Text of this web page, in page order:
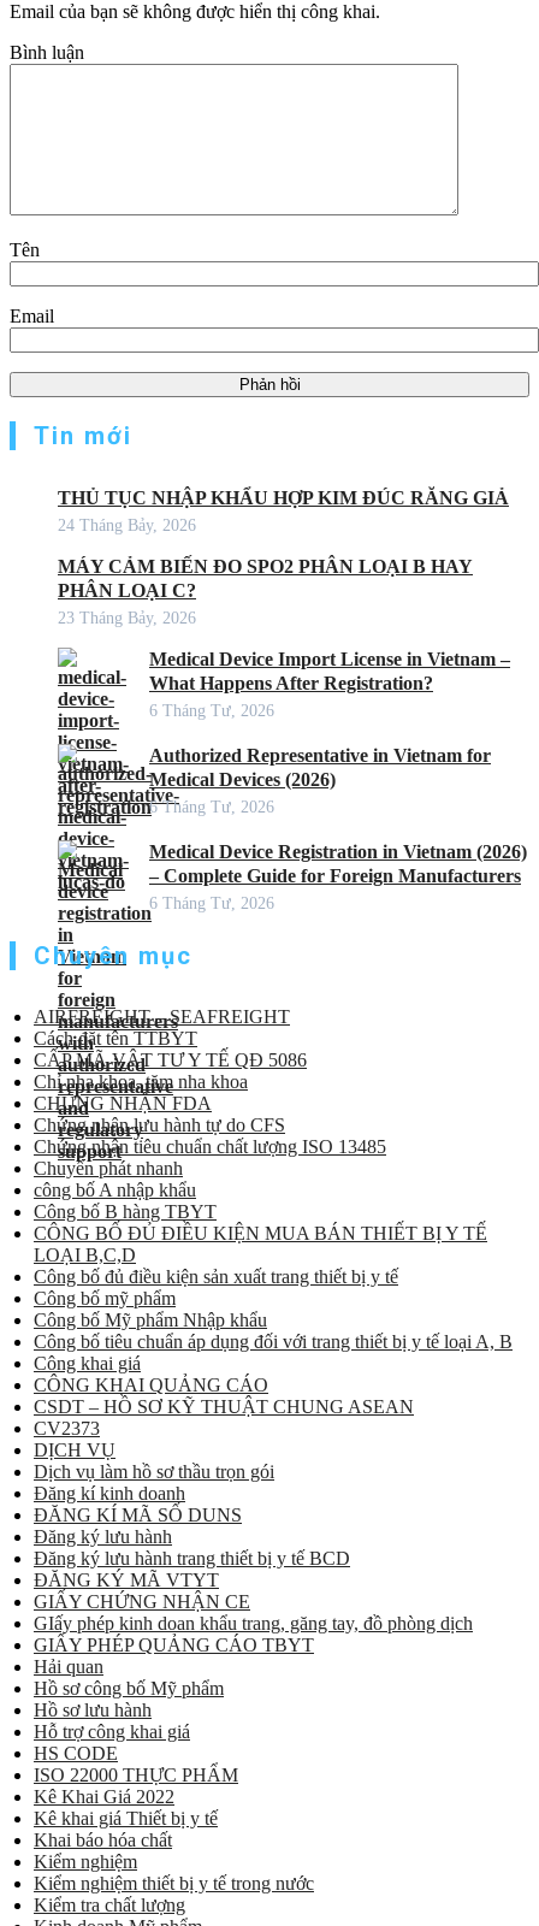
Email của bạn sẽ không được hiển thị công khai.
Bình luận
Tên
Email
Tin mới
THỦ TỤC NHẬP KHẨU HỢP KIM ĐÚC RĂNG GIẢ
24 Tháng Bảy, 2026
MÁY CẢM BIẾN ĐO SPO2 PHÂN LOẠI B HAY
PHÂN LOẠI C?
23 Tháng Bảy, 2026
Medical Device Import License in Vietnam –
What Happens After Registration?
6 Tháng Tư, 2026
Authorized Representative in Vietnam for
Medical Devices (2026)
6 Tháng Tư, 2026
Medical Device Registration in Vietnam (2026)
– Complete Guide for Foreign Manufacturers
6 Tháng Tư, 2026
Chuyên mục
AIRFREIGHT – SEAFREIGHT
Cách đặt tên TTBYT
CẤP MÃ VẬT TƯ Y TẾ QĐ 5086
Chỉ nha khoa, tăm nha khoa
CHỨNG NHẬN FDA
Chứng nhận lưu hành tự do CFS
Chứng nhận tiêu chuẩn chất lượng ISO 13485
Chuyển phát nhanh
công bố A nhập khẩu
Công bố B hàng TBYT
CÔNG BỐ ĐỦ ĐIỀU KIỆN MUA BÁN THIẾT BỊ Y TẾ
LOẠI B,C,D
Công bố đủ điều kiện sản xuất trang thiết bị y tế
Công bố mỹ phẩm
Công bố Mỹ phẩm Nhập khẩu
Công bố tiêu chuẩn áp dụng đối với trang thiết bị y tế loại A, B
Công khai giá
CÔNG KHAI QUẢNG CÁO
CSDT – HỒ SƠ KỸ THUẬT CHUNG ASEAN
CV2373
DỊCH VỤ
Dịch vụ làm hồ sơ thầu trọn gói
Đăng kí kinh doanh
ĐĂNG KÍ MÃ SỐ DUNS
Đăng ký lưu hành
Đăng ký lưu hành trang thiết bị y tế BCD
ĐĂNG KÝ MÃ VTYT
GIẤY CHỨNG NHẬN CE
GIấy phép kinh doan khẩu trang, găng tay, đồ phòng dịch
GIẤY PHÉP QUẢNG CÁO TBYT
Hải quan
Hồ sơ công bố Mỹ phẩm
Hồ sơ lưu hành
Hỗ trợ công khai giá
HS CODE
ISO 22000 THỰC PHẨM
Kê Khai Giá 2022
Kê khai giá Thiết bị y tế
Khai báo hóa chất
Kiểm nghiệm
Kiểm nghiệm thiết bị y tế trong nước
Kiểm tra chất lượng